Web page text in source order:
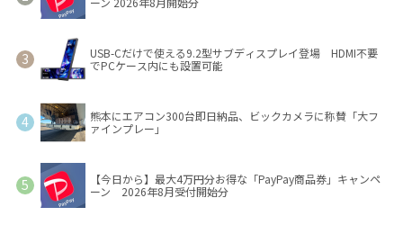
USB-Cだけで使える9.2型サブディスプレイ登場 HDMI不要
でPCケース内にも設置可能
熊本にエアコン300台即日納品、ビックカメラに称賛「大フ
ァインプレー」
【今日から】最大4万円分お得な「PayPay商品券」キャンペ
ーン 2026年8月受付開始分